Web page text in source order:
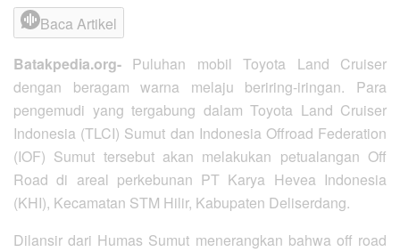
Baca Artikel
Batakpedia.org- Puluhan mobil Toyota Land Cruiser
dengan beragam warna melaju beriring-iringan. Para
pengemudi yang tergabung dalam Toyota Land Cruiser
Indonesia (TLCI) Sumut dan Indonesia Offroad Federation
(IOF) Sumut tersebut akan melakukan petualangan Off
Road di areal perkebunan PT Karya Hevea Indonesia
(KHI), Kecamatan STM Hilir, Kabupaten Deliserdang.
Dilansir dari Humas Sumut menerangkan bahwa off road